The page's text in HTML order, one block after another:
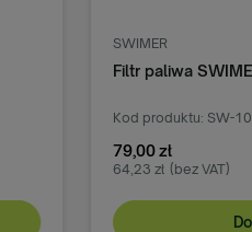
Filtr paliwa SWIMER SW-
Kod produktu: SW-101467
(bez VAT)
Dodaj do